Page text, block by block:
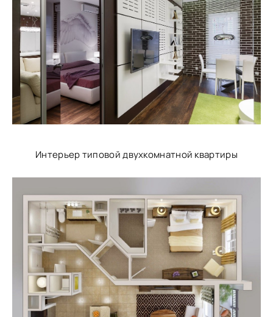
Интерьер типовой двухкомнатной квартиры